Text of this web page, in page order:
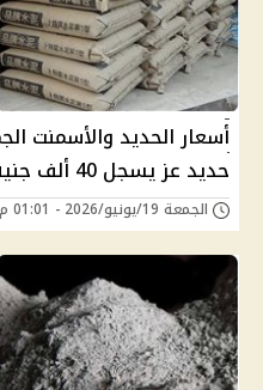
حديد عز يسجل 40 ألف جنيه
الجمعة 19/يونيو/2026 - 01:01 م